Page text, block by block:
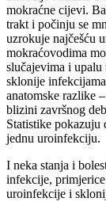
mokraćne cijevi.
trakt i počinju se
uzrokuje najčešću
mokraćovodima
slučajevima i
sklonije
anatomske razlike
blizini završnog
Statistike pokazuju
jednu uroinfekciju.
I neka stanja i
infekcije, primjerice
uroinfekcije i